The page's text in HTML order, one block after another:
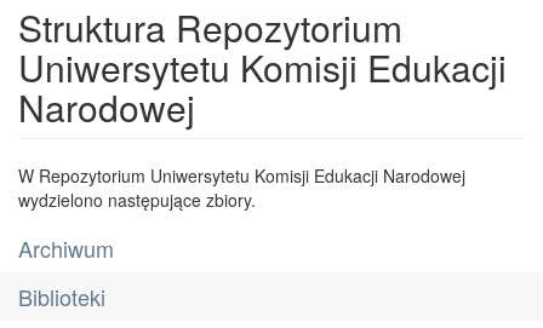
Struktura Repozytorium
Uniwersytetu Komisji Edukacji
Narodowej
W Repozytorium Uniwersytetu Komisji Edukacji Narodowej
wydzielono następujące zbiory.
Archiwum
Biblioteki